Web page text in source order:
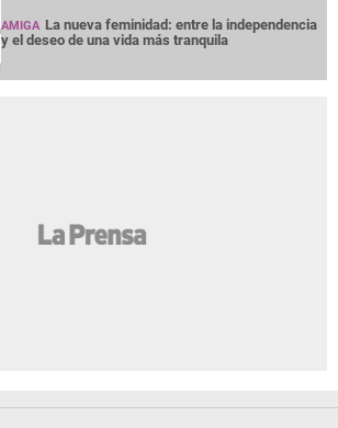
AMIGA La nueva feminidad: entre la independencia
y el deseo de una vida más tranquila